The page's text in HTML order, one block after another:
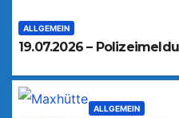
ALLGEMEIN
19.07.2026 –
ALLGEMEIN